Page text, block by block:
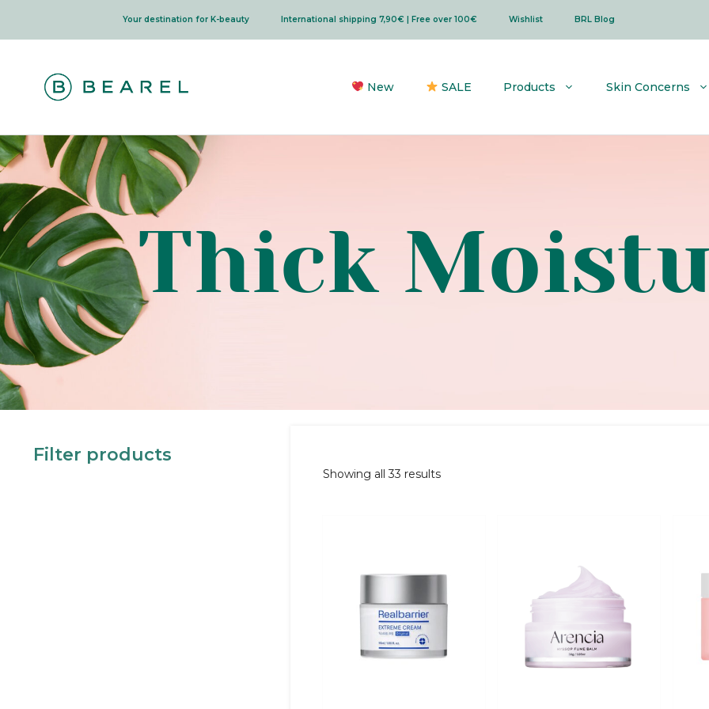
content
Your destination for K-beauty International shipping 7,90€ | Free over 100€ Wishlist BRL Blog
New SALE Products Skin Concerns
Thick
Showing all 33 resultsSorted
Filter products